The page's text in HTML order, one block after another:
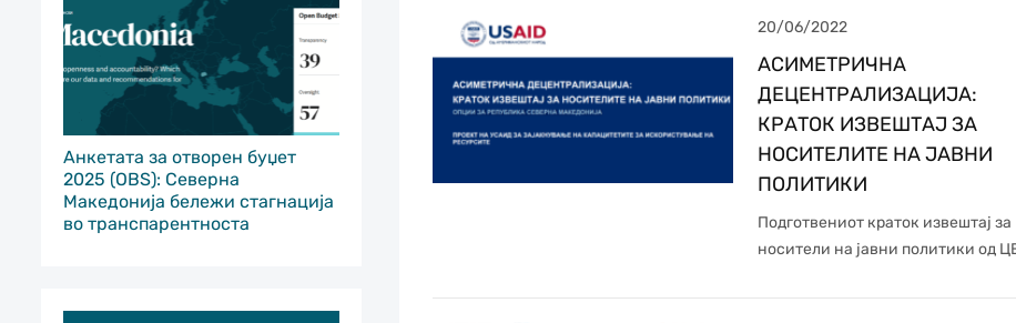
Анкетата за отворен буџет
2025 (OBS): Северна
Македонија бележи стагнација
во транспарентноста
20/06/2022
АСИМЕТРИЧНА
ДЕЦЕНТРАЛИЗАЦИЈА:
КРАТОК ИЗВЕШТАЈ ЗА
НОСИТЕЛИТЕ НА ЈАВНИ
ПОЛИТИКИ
Подготвениот краток извештај за
носители на јавни политики од